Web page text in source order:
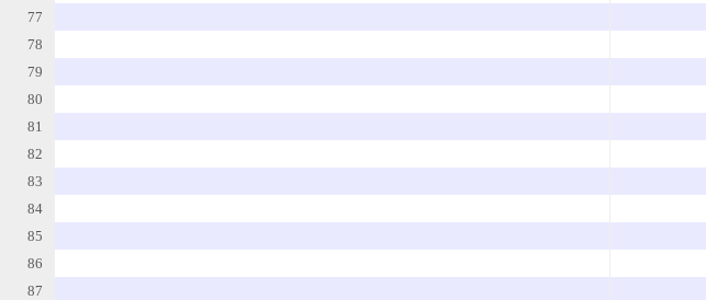
77
78
79
80
81
82
83
84
85
86
87